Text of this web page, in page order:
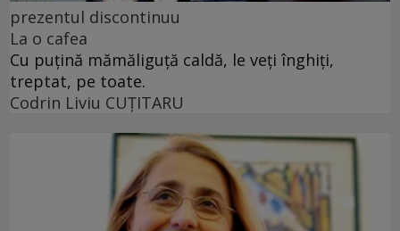
prezentul discontinuu
La o cafea
Cu puţină mămăliguţă caldă, le veţi înghiţi,
treptat, pe toate.
Codrin Liviu CUŢITARU